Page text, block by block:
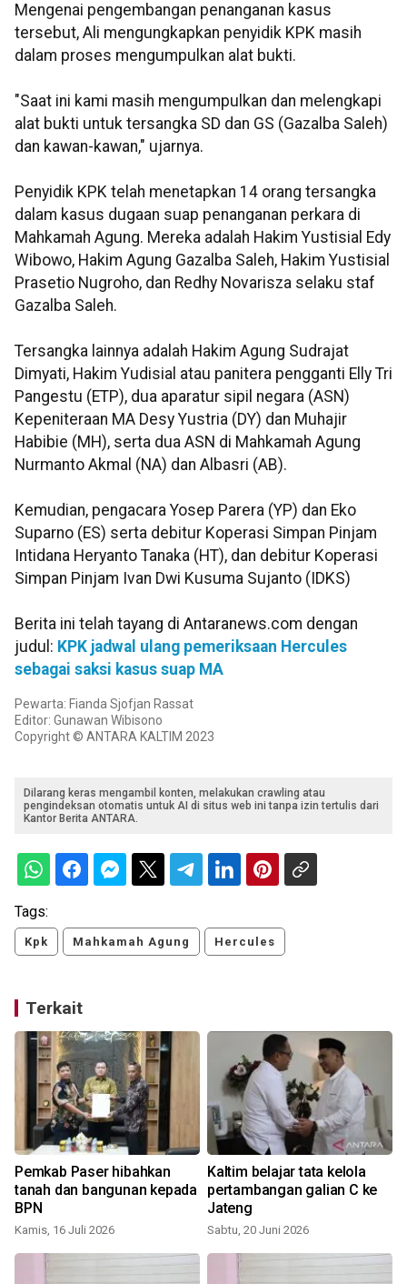
Mengenai pengembangan penanganan kasus
tersebut, Ali mengungkapkan penyidik KPK masih
dalam proses mengumpulkan alat bukti.
"Saat ini kami masih mengumpulkan dan melengkapi
alat bukti untuk tersangka SD dan GS (Gazalba Saleh)
dan kawan-kawan," ujarnya.
Penyidik KPK telah menetapkan 14 orang tersangka
dalam kasus dugaan suap penanganan perkara di
Mahkamah Agung. Mereka adalah Hakim Yustisial Edy
Wibowo, Hakim Agung Gazalba Saleh, Hakim Yustisial
Prasetio Nugroho, dan Redhy Novarisza selaku staf
Gazalba Saleh.
Tersangka lainnya adalah Hakim Agung Sudrajat
Dimyati, Hakim Yudisial atau panitera pengganti Elly Tri
Pangestu (ETP), dua aparatur sipil negara (ASN)
Kepeniteraan MA Desy Yustria (DY) dan Muhajir
Habibie (MH), serta dua ASN di Mahkamah Agung
Nurmanto Akmal (NA) dan Albasri (AB).
Kemudian, pengacara Yosep Parera (YP) dan Eko
Suparno (ES) serta debitur Koperasi Simpan Pinjam
Intidana Heryanto Tanaka (HT), dan debitur Koperasi
Simpan Pinjam Ivan Dwi Kusuma Sujanto (IDKS)
Berita ini telah tayang di Antaranews.com dengan
judul: KPK jadwal ulang pemeriksaan Hercules
sebagai saksi kasus suap MA
Pewarta: Fianda Sjofjan Rassat
Editor: Gunawan Wibisono
Copyright © ANTARA KALTIM 2023
Dilarang keras mengambil konten, melakukan crawling atau
pengindeksan otomatis untuk AI di situs web ini tanpa izin tertulis dari
Kantor Berita ANTARA.
Tags:
Kpk Mahkamah Agung Hercules
Terkait
Pemkab Paser hibahkan
tanah dan bangunan kepada
BPN
Kamis, 16 Juli 2026
Kaltim belajar tata kelola
pertambangan galian C ke
Jateng
Sabtu, 20 Juni 2026